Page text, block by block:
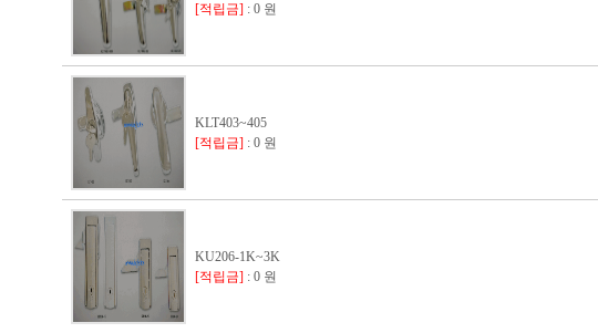
[적립금] : 0 원
KLT403~405
[적립금] : 0 원
KU206-1K~3K
[적립금] : 0 원